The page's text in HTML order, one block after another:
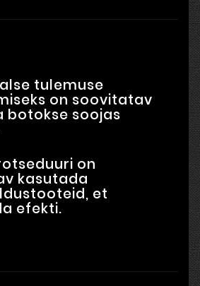
tulemuse
on soovitatav
botokse soojas
on
kasutada
et
efekti.